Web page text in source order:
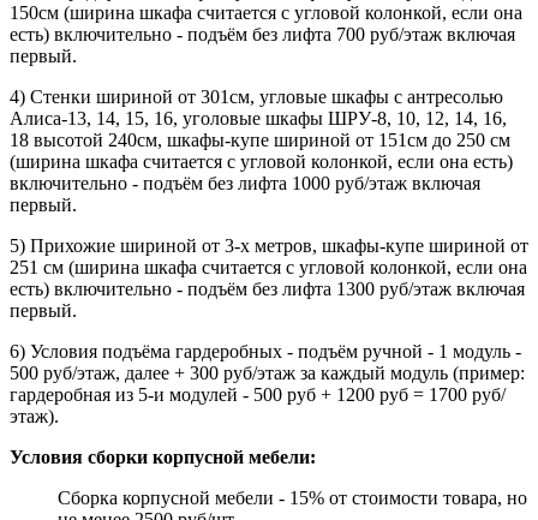
150см (ширина шкафа считается с угловой колонкой, если она
есть) включительно - подъём без лифта 700 руб/этаж включая
первый.
4) Стенки шириной от 301см, угловые шкафы с антресолью
Алиса-13, 14, 15, 16, уголовые шкафы ШРУ-8, 10, 12, 14, 16,
18 высотой 240см, шкафы-купе шириной от 151см до 250 см
(ширина шкафа считается с угловой колонкой, если она есть)
включительно - подъём без лифта 1000 руб/этаж включая
первый.
5) Прихожие шириной от 3-х метров, шкафы-купе шириной от
251 см (ширина шкафа считается с угловой колонкой, если она
есть) включительно - подъём без лифта 1300 руб/этаж включая
первый.
6) Условия подъёма гардеробных - подъём ручной - 1 модуль -
500 руб/этаж, далее + 300 руб/этаж за каждый модуль (пример:
гардеробная из 5-и модулей - 500 руб + 1200 руб = 1700 руб/
этаж).
Условия сборки корпусной мебели:
Сборка корпусной мебели - 15% от стоимости товара, но